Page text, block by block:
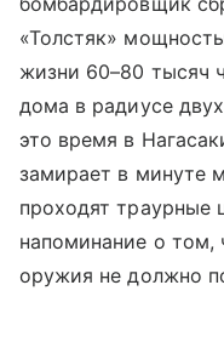
«Толстяк»
жизни 60–80 тысяч
дома в радиусе
это время в
замирает в минуте
проходят
напоминание о том,
оружия не должно